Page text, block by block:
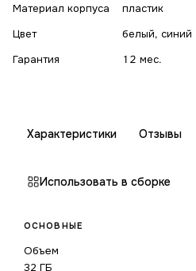
Материал корпуса
пластик
Цвет
белый, синий
Гарантия
12 мес.
Характеристики Отзывы
Использовать в сборке
ОСНОВНЫЕ
Объем
32 ГБ